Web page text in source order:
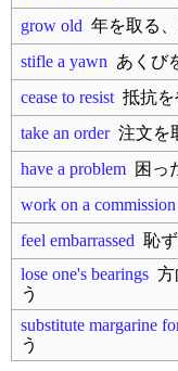
grow old 年を取る
stifle a yawn あくび
cease to resist 抵抗を
take an order注文を
have a problem 困っ
work on a commission
feel embarrassed 恥
lose one's bearings 方
う
substitute margarine
う